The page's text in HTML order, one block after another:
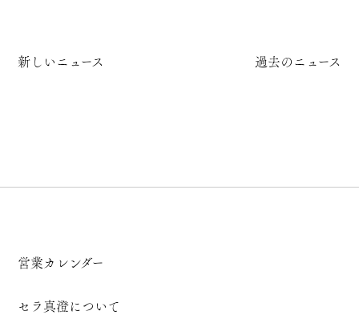
新しいニュース 過去のニュース
営業カレンダー
セラ真澄について